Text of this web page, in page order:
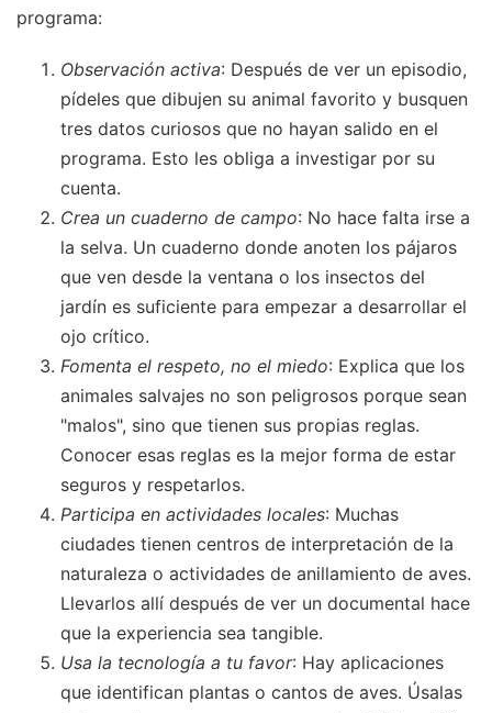
programa:
Observación activa: Después de ver un episodio,
pídeles que dibujen su animal favorito y busquen
tres datos curiosos que no hayan salido en el
programa. Esto les obliga a investigar por su
cuenta.
Crea un cuaderno de campo: No hace falta irse a
la selva. Un cuaderno donde anoten los pájaros
que ven desde la ventana o los insectos del
jardín es suficiente para empezar a desarrollar el
ojo crítico.
Fomenta el respeto, no el miedo: Explica que los
animales salvajes no son peligrosos porque sean
"malos", sino que tienen sus propias reglas.
Conocer esas reglas es la mejor forma de estar
seguros y respetarlos.
Participa en actividades locales: Muchas
ciudades tienen centros de interpretación de la
naturaleza o actividades de anillamiento de aves.
Llevarlos allí después de ver un documental hace
que la experiencia sea tangible.
Usa la tecnología a tu favor: Hay aplicaciones
que identifican plantas o cantos de aves. Úsalas